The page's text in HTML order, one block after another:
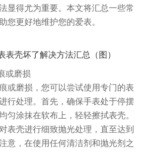
显得尤为重要。本文将汇总一些常
您更好地维护您的爱表。
磨损
磨损，您可以尝试使用专门的表
行处理。首先，确保手表处于停摆
匀涂抹在软布上，轻轻擦拭表壳。
表壳进行细致抛光处理，直至达到
意，在使用任何清洁剂和抛光剂之